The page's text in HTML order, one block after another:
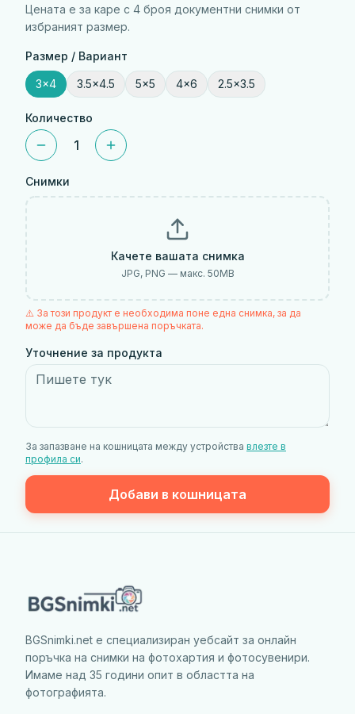
Цената е за каре с 4 броя документни снимки от
избраният размер.
Размер / Вариант
3x4 3.5x4.5 5x5 4x6 2.5x3.5
Количество
1
Снимки
Качете вашата снимка
JPG, PNG — макс. 50MB
⚠️ За този продукт е необходима поне една снимка, за да
може да бъде завършена поръчката.
Уточнение за продукта
За запазване на кошницата между устройства влезте в
профила си.
Добави в кошницата
BGSnimki.net е специализиран уебсайт за онлайн
поръчка на снимки на фотохартия и фотосувенири.
Имаме над 35 години опит в областта на
фотографията.